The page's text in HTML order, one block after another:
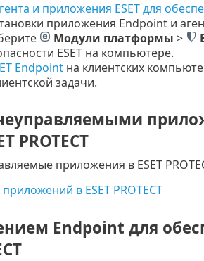
и приложения ESET для
приложения Endpoint и
Модули платформы >
ESET на компьютере.
Endpointна клиентских
задачи.
PROTECT
приложения в ESET
в ESET PROTECT
Endpoint для